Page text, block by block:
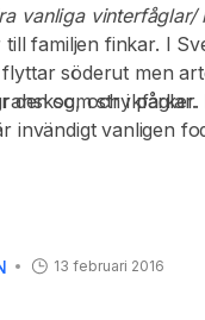
vanliga vinterfåglar/
familjen finkar. I
söderut men
den som strykfåglar.
och i
invändigt vanligen
13 februari 2016